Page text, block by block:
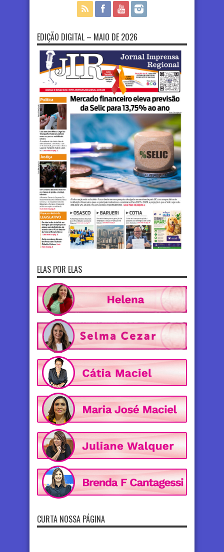
EDIÇÃO DIGITAL – MAIO DE 2026
ELAS POR ELAS
CURTA NOSSA PÁGINA